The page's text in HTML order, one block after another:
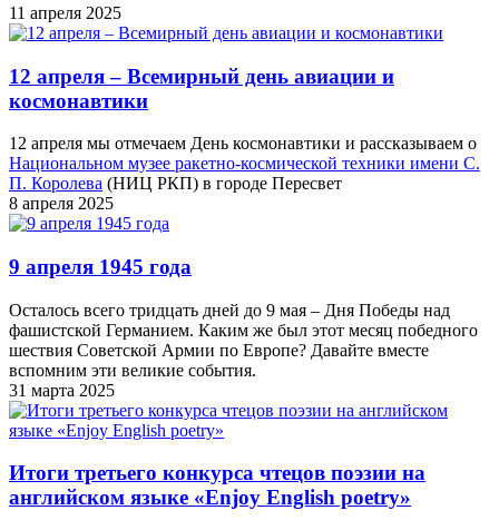
11 апреля 2025
12 апреля – Всемирный день авиации и
космонавтики
12 апреля мы отмечаем День космонавтики и рассказываем о
Национальном музее ракетно-космической техники имени С.
П. Королева (НИЦ РКП) в городе Пересвет
8 апреля 2025
9 апреля 1945 года
Осталось всего тридцать дней до 9 мая – Дня Победы над
фашистской Германием. Каким же был этот месяц победного
шествия Советской Армии по Европе? Давайте вместе
вспомним эти великие события.
31 марта 2025
Итоги третьего конкурса чтецов поэзии на
английском языке «Enjoy English poetry»